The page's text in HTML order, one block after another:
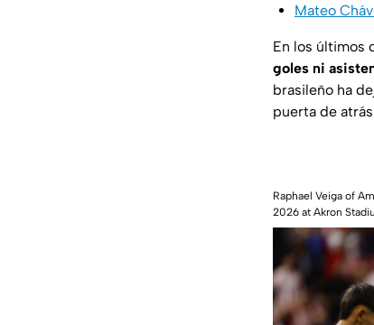
Mateo
En los últimos
goles ni
brasileño ha
puerta de
Raphael Veiga of
2026 at Akron